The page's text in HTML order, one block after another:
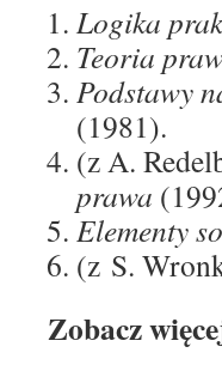
Logika
Teoria
Podstawy
(1981).
(z A.
prawa
Elementy
(z S.
Zobacz